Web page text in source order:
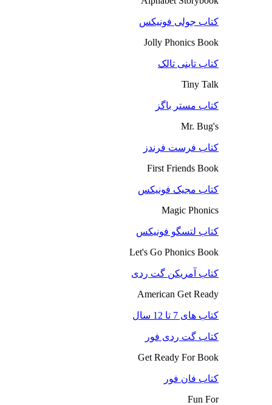
کتاب جولی فونیکس
Jolly Phonics Book
کتاب تاینی تالک
Tiny Talk
کتاب مستر باگز
Mr. Bug's
کتاب فرست فرندز
First Friends Book
کتاب مجیک فونیکس
Magic Phonics
کتاب لتسگو فونیکس
Let's Go Phonics Book
کتاب آمریکن گت ردی
American Get Ready
کتاب های 7 تا 12 سال
کتاب گت ردی فور
Get Ready For Book
کتاب فان فور
Fun For